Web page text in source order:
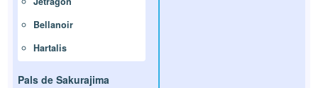
Bellanoir
Hartalis
Pals de Sakurajima